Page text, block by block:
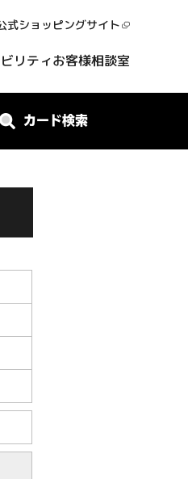
式ショッピングサイト
リティお客様相談室
カード検索